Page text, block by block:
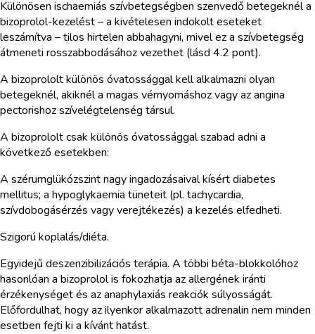
Különösen ischaemiás szívbetegségben szenvedő betegeknél a
bizoprolol-kezelést – a kivételesen indokolt eseteket
leszámítva – tilos hirtelen abbahagyni, mivel ez a szívbetegség
átmeneti rosszabbodásához vezethet (lásd 4.2 pont).
A bizoprololt különös óvatossággal kell alkalmazni olyan
betegeknél, akiknél a magas vérnyomáshoz vagy az angina
pectorishoz szívelégtelenség társul.
A bizoprololt csak különös óvatossággal szabad adni a
következő esetekben:
A szérumglükózszint nagy ingadozásaival kísért diabetes
mellitus; a hypoglykaemia tüneteit (pl. tachycardia,
szívdobogásérzés vagy verejtékezés) a kezelés elfedheti.
Szigorú koplalás/diéta.
Egyidejű deszenzibilizációs terápia. A többi béta-blokkolóhoz
hasonlóan a bizoprolol is fokozhatja az allergének iránti
érzékenységet és az anaphylaxiás reakciók súlyosságát.
Előfordulhat, hogy az ilyenkor alkalmazott adrenalin nem minden
esetben fejti ki a kívánt hatást.